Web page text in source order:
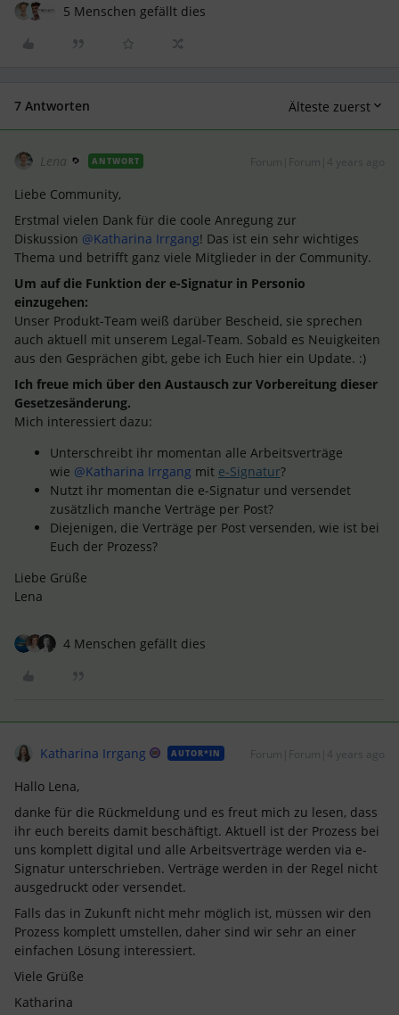
5 Menschen gefällt dies
7 Antworten Älteste zuerst
Lena ANTWORT
Liebe Community,
Erstmal vielen Dank für die coole Anregung zur
Diskussion @Katharina Irrgang! Das ist ein sehr wichtiges
Thema und betrifft ganz viele Mitglieder in der Community.
Um auf die Funktion der e-Signatur in Personio
einzugehen:
Unser Produkt-Team weiß darüber Bescheid, sie sprechen
auch aktuell mit unserem Legal-Team. Sobald es Neuigkeiten
aus den Gesprächen gibt, gebe ich Euch hier ein Update. :)
Ich freue mich über den Austausch zur Vorbereitung dieser
Gesetzesänderung.
Mich interessiert dazu:
Unterschreibt ihr momentan alle Arbeitsverträge
wie @Katharina Irrgang mit e-Signatur?
Nutzt ihr momentan die e-Signatur und versendet
zusätzlich manche Verträge per Post?
Diejenigen, die Verträge per Post versenden, wie ist bei
Euch der Prozess?
Liebe Grüße
Lena
4 Menschen gefällt dies
Katharina Irrgang AUTOR*IN Forum|Forum|4 years ago
Hallo Lena,
danke für die Rückmeldung und es freut mich zu lesen, dass
ihr euch bereits damit beschäftigt. Aktuell ist der Prozess bei
uns komplett digital und alle Arbeitsverträge werden via e-
Signatur unterschrieben. Verträge werden in der Regel nicht
ausgedruckt oder versendet.
Falls das in Zukunft nicht mehr möglich ist, müssen wir den
Prozess komplett umstellen, daher sind wir sehr an einer
einfachen Lösung interessiert.
Viele Grüße
Katharina